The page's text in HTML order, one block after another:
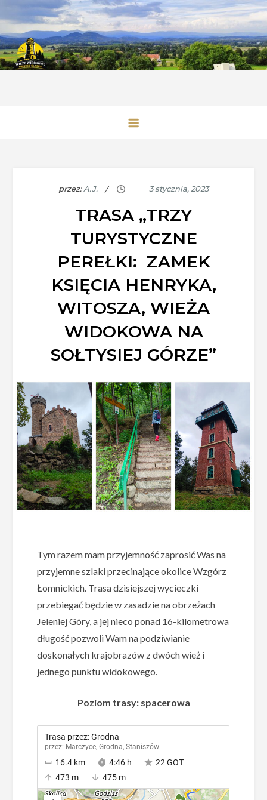
to
content
przez:A.J.
TRASA „TRZY
TURYSTYCZNE
PEREŁKI: ZAMEK
KSIĘCIA HENRYKA,
WITOSZA, WIEŻA
WIDOKOWA NA
SOŁTYSIEJ GÓRZE”
Tym razem mam przyjemność zaprosić Was na
przyjemne szlaki przecinające okolice Wzgórz
Łomnickich. Trasa dzisiejszej wycieczki
przebiegać będzie w zasadzie na obrzeżach
Jeleniej Góry, a jej nieco ponad 16-kilometrowa
długość pozwoli Wam na podziwianie
doskonałych krajobrazów z dwóch wież i
jednego punktu widokowego.
Poziom trasy: spacerowa